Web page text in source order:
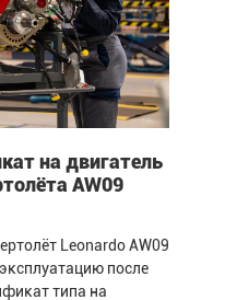
на двигатель
AW09
Leonardo AW09
после
типа на